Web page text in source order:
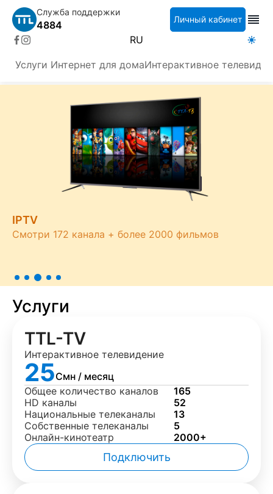
Служба поддержки
4884 Личный кабинет
RU
Услуги Интернет для домаИнтерактивное
IPTV
Смотри 172 канала + более 2000 фильмов
Услуги
TTL-TV
Интерактивное телевидение
25Смн / месяц
Общее количество каналов
165
HD каналы
52
Национальные телеканалы
13
Собственные телеканалы
5
Онлайн-кинотеатр
2000+
Подключить